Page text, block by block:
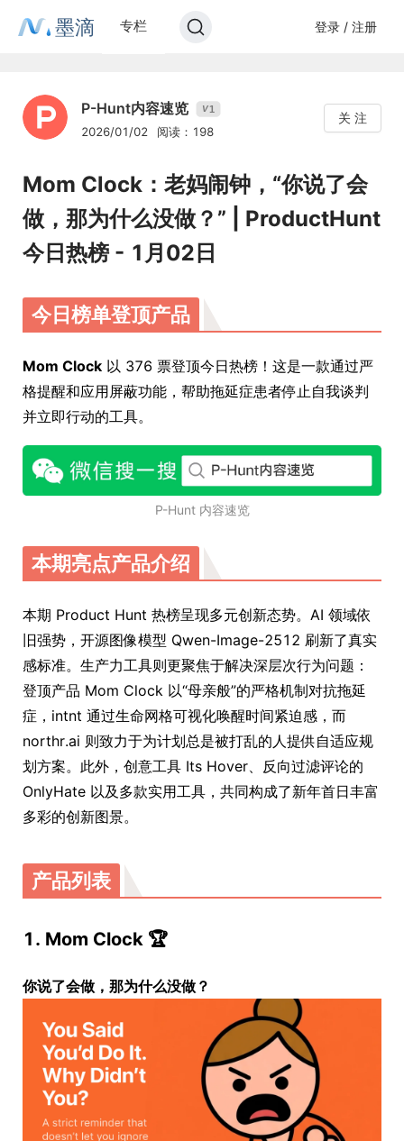
墨滴 专栏 登录 / 注册
P-Hunt内容速览 V1
2026/01/02 阅读：198
关 注
Mom Clock：老妈闹钟，“你说了会
做，那为什么没做？” | ProductHunt
今日热榜 - 1月02日
今日榜单登顶产品
Mom Clock 以 376 票登顶今日热榜！这是一款通过严
格提醒和应用屏蔽功能，帮助拖延症患者停止自我谈判
并立即行动的工具。
P-Hunt 内容速览
本期亮点产品介绍
本期 Product Hunt 热榜呈现多元创新态势。AI 领域依
旧强势，开源图像模型 Qwen-Image-2512 刷新了真实
感标准。生产力工具则更聚焦于解决深层次行为问题：
登顶产品 Mom Clock 以“母亲般”的严格机制对抗拖延
症，intnt 通过生命网格可视化唤醒时间紧迫感，而
northr.ai 则致力于为计划总是被打乱的人提供自适应规
划方案。此外，创意工具 Its Hover、反向过滤评论的
OnlyHate 以及多款实用工具，共同构成了新年首日丰富
多彩的创新图景。
产品列表
1. Mom Clock 🏆
你说了会做，那为什么没做？